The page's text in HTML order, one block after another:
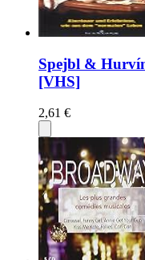
Spejbl &
[VHS]
2,61 €